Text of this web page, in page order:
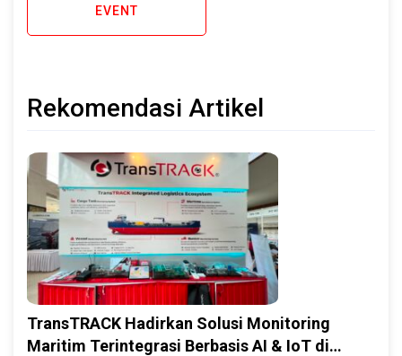
EVENT
Rekomendasi Artikel
TransTRACK Hadirkan Solusi Monitoring
Maritim Terintegrasi Berbasis AI & IoT di